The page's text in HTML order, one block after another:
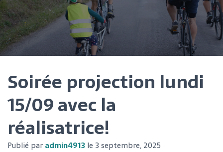
Soirée projection lundi
15/09 avec la
réalisatrice!
Publié par admin4913 le 3 septembre, 2025